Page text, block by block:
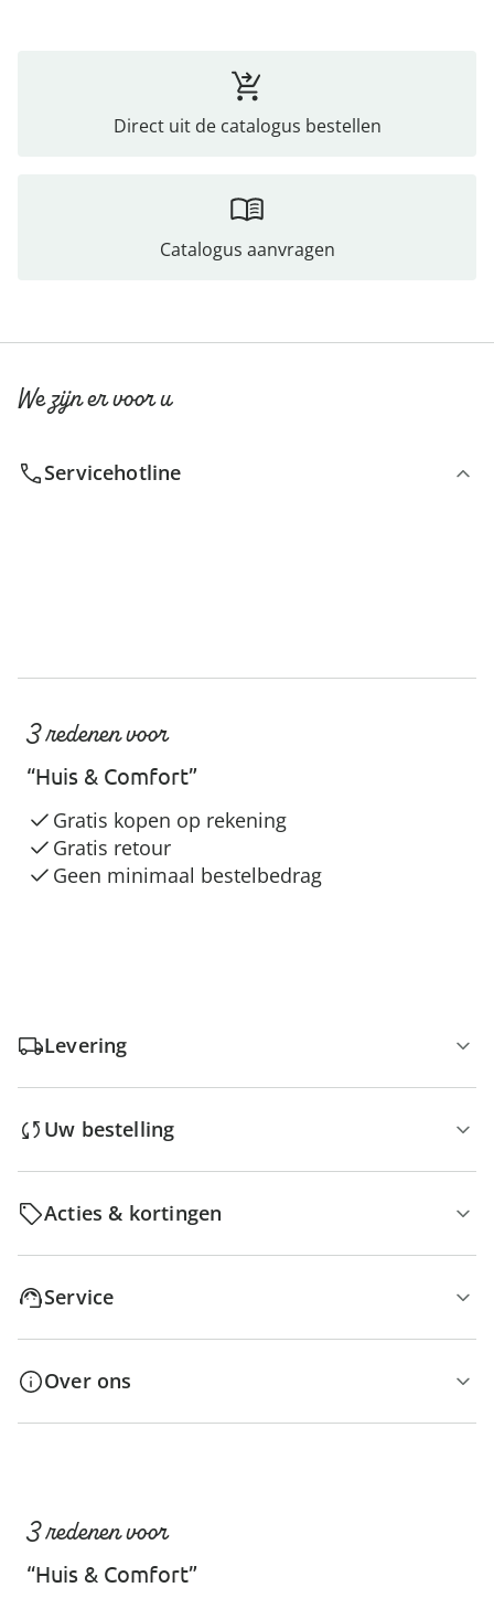
Direct uit de catalogus bestellen
Catalogus aanvragen
We zijn er voor u
Servicehotline
3 redenen voor
“Huis & Comfort”
Gratis kopen op rekening
Gratis retour
Geen minimaal bestelbedrag
Levering
Uw bestelling
Acties & kortingen
Service
Over ons
3 redenen voor
“Huis & Comfort”